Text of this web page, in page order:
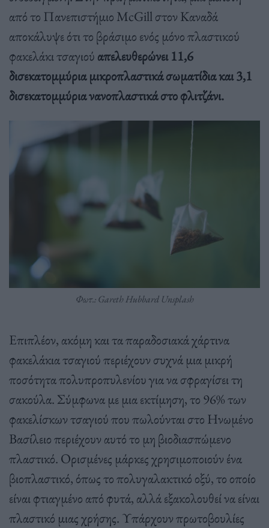
από το Πανεπιστήμιο McGill στον Καναδά
αποκάλυψε ότι το βράσιμο ενός μόνο πλαστικού
φακελάκι τσαγιού απελευθερώνει 11,6
δισεκατομμύρια μικροπλαστικά σωματίδια και 3,1
δισεκατομμύρια νανοπλαστικά στο φλιτζάνι.
Φωτ.: Gareth Hubbard Unsplash
Επιπλέον, ακόμη και τα παραδοσιακά χάρτινα
φακελάκια τσαγιού περιέχουν συχνά μια μικρή
ποσότητα πολυπροπυλενίου για να σφραγίσει τη
σακούλα. Σύμφωνα με μια εκτίμηση, το 96% των
φακελίσκων τσαγιού που πωλούνται στο Ηνωμένο
Βασίλειο περιέχουν αυτό το μη βιοδιασπώμενο
πλαστικό. Ορισμένες μάρκες χρησιμοποιούν ένα
βιοπλαστικό, όπως το πολυγαλακτικό οξύ, το οποίο
είναι φτιαγμένο από φυτά, αλλά εξακολουθεί να είναι
πλαστικό μιας χρήσης. Υπάρχουν πρωτοβουλίες